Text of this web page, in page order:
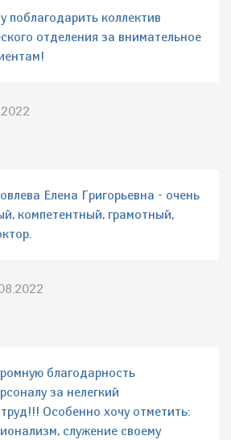
поблагодарить коллектив
отделения за внимательное
Елена Григорьевна - очень
компетентный, грамотный,
благодарность
за нелегкий
Особенно хочу отметить:
служение своему